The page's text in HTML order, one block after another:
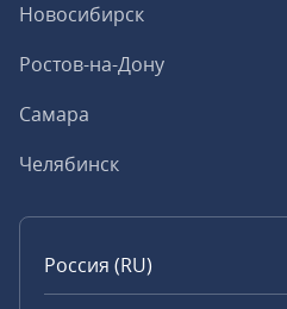
Новосибирск
Ростов-на-Дону
Самара
Челябинск
Россия (RU)